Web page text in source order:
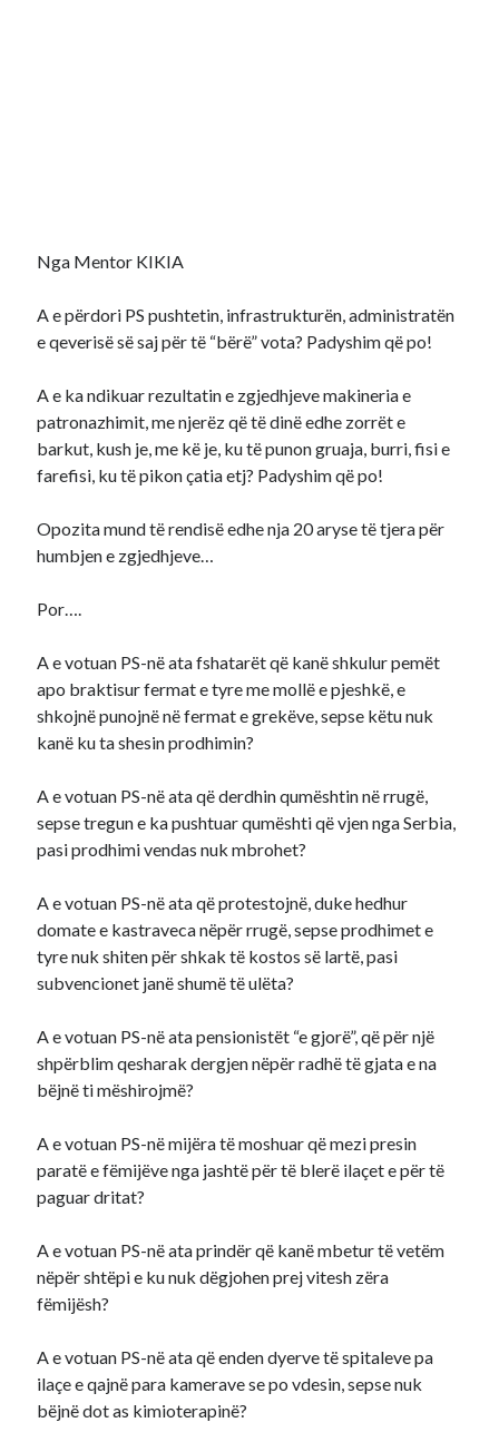
Nga Mentor KIKIA
A e përdori PS pushtetin, infrastrukturën, administratën
e qeverisë së saj për të “bërë” vota? Padyshim që po!
A e ka ndikuar rezultatin e zgjedhjeve makineria e
patronazhimit, me njerëz që të dinë edhe zorrët e
barkut, kush je, me kë je, ku të punon gruaja, burri, fisi e
farefisi, ku të pikon çatia etj? Padyshim që po!
Opozita mund të rendisë edhe nja 20 aryse të tjera për
humbjen e zgjedhjeve…
Por….
A e votuan PS-në ata fshatarët që kanë shkulur pemët
apo braktisur fermat e tyre me mollë e pjeshkë, e
shkojnë punojnë në fermat e grekëve, sepse këtu nuk
kanë ku ta shesin prodhimin?
A e votuan PS-në ata që derdhin qumështin në rrugë,
sepse tregun e ka pushtuar qumështi që vjen nga Serbia,
pasi prodhimi vendas nuk mbrohet?
A e votuan PS-në ata që protestojnë, duke hedhur
domate e kastraveca nëpër rrugë, sepse prodhimet e
tyre nuk shiten për shkak të kostos së lartë, pasi
subvencionet janë shumë të ulëta?
A e votuan PS-në ata pensionistët “e gjorë”, që për një
shpërblim qesharak dergjen nëpër radhë të gjata e na
bëjnë ti mëshirojmë?
A e votuan PS-në mijëra të moshuar që mezi presin
paratë e fëmijëve nga jashtë për të blerë ilaçet e për të
paguar dritat?
A e votuan PS-në ata prindër që kanë mbetur të vetëm
nëpër shtëpi e ku nuk dëgjohen prej vitesh zëra
fëmijësh?
A e votuan PS-në ata që enden dyerve të spitaleve pa
ilaçe e qajnë para kamerave se po vdesin, sepse nuk
bëjnë dot as kimioterapinë?